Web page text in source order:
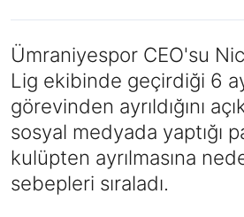
Ümraniyespor CEO'su
Lig ekibinde geçirdiği 6
görevinden ayrıldığını
sosyal medyada yaptığı
kulüpten ayrılmasına
sebepleri sıraladı.